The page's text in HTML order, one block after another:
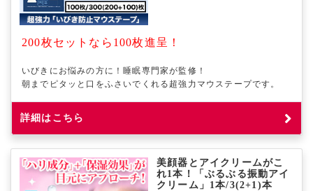
200枚セットなら100枚進呈！
いびきにお悩みの方に！睡眠専門家が監修！
朝までピタッと口をふさいでくれる超強力マウステープです。
詳細はこちら
美顔器とアイクリームがこ
れ1本！「ぶるぶる振動アイ
クリーム」1本/3(2+1)本